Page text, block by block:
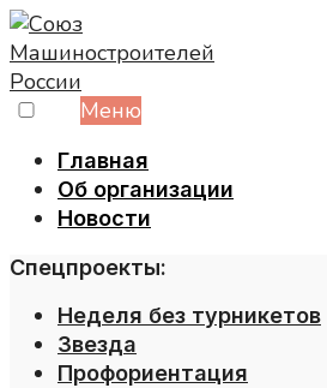
Skip
to
content
Меню
Главная
Об организации
Новости
Спецпроекты:
Неделя без турникетов
Звезда
Профориентация